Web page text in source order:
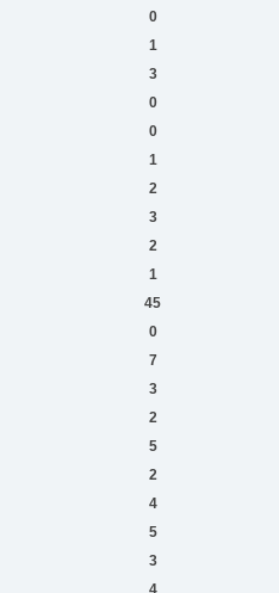
0
1
3
0
0
1
2
3
2
1
45
0
7
3
2
5
2
4
5
3
4